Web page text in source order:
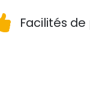
Facilités